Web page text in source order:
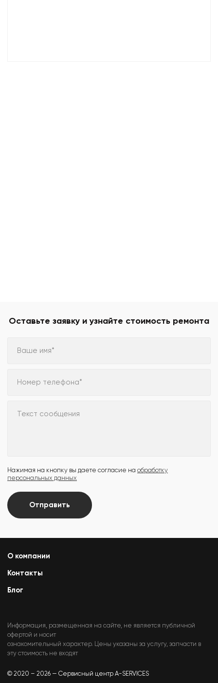
Оставьте заявку и узнайте стоимость ремонта
Ваше имя*
Номер телефона*
Текст сообщения
Нажимая на кнопку вы даете согласие на обработку
персональных данных
Отправить
О компании
Контакты
Блог
Информация, размещенная на сайте, не является публичной
офертой и носит
ознакомительный характер. Цены указаны за услугу, запчасти в
эту стоимость не входят
© 2020 – 2026 — Сервисный центр A-SERVICES